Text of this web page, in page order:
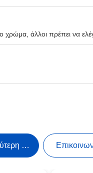
χρώμα, άλλοι πρέπει να
Τιμή